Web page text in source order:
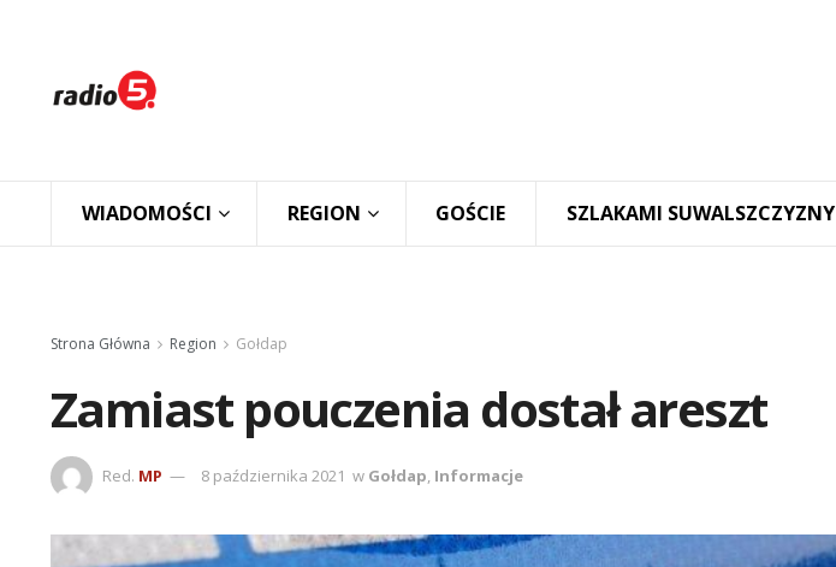
WIADOMOŚCI REGION GOŚCIE SZLAKAMI SUWALSZCZYZNY
Strona Główna Region Gołdap
Zamiast pouczenia dostał areszt
Red. MP 8 października 2021 w Gołdap, Informacje